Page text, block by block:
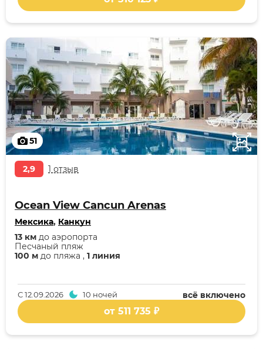
51
2,9 1 отзыв
Ocean View Cancun Arenas
Мексика, Канкун
100 м до пляжа , 1 линия
Песчаный пляж
13 км до аэропорта
всё включено
С12.09.2026 10 ночей
от 511 735 ₽